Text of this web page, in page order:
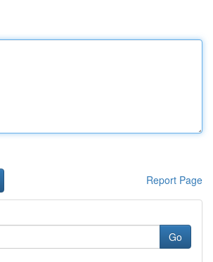
Report Page
Go